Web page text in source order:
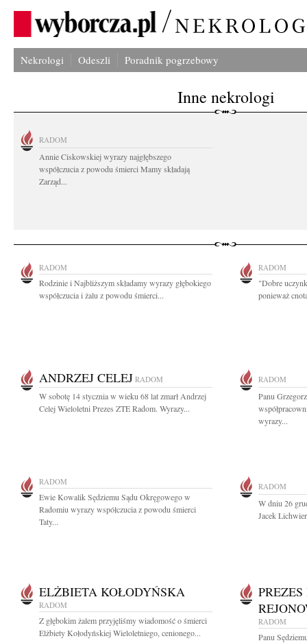
Nekrologi Odeszli Poradnik pogrzebowy
Inne nekrologi
RADOM
Annie Ciskowskiej wyrazy najgłębszego
współczucia z powodu śmierci Mamy składają
Zarząd...
RADOM
Rodzinie i Najbliższym składamy wyrazy głębokiego
współczucia i żalu z powodu śmierci...
RADOM
"Dobre
ponieważ
ANDRZEJ CELEJ RADOM
W sobotę 14 stycznia w wieku 68 lat zmarł Andrzej
Celej Wieloletni Prezes ZTE Radom. Wyrazy...
RADOM
Panu
wyrazy...
RADOM
Ewie Kowalik Sędziemu Sądu Okręgowego w
Radomiu wyrazy współczucia z powodu śmierci
Taty...
RADOM
W dniu 26
Jacek
ELŻBIETA KOŁODYŃSKA
RADOM
Z głębokim żalem przyjęliśmy wiadomość o śmierci
Elżbiety Kołodyńskiej Wieloletniego, cenionego...
RADOM
Panu